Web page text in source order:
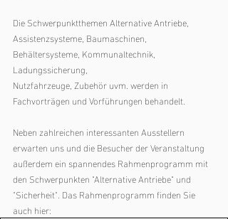
Die Schwerpunktthemen Alternative Antriebe,
Assistenzsysteme, Baumaschinen,
Behältersysteme, Kommunaltechnik,
Ladungssicherung,
Nutzfahrzeuge, Zubehör uvm. werden in
Fachvorträgen und Vorführungen behandelt.
Neben zahlreichen interessanten Ausstellern
erwarten uns und die Besucher der Veranstaltung
außerdem ein spannendes Rahmenprogramm mit
den Schwerpunkten "Alternative Antriebe" und
"Sicherheit". Das Rahmenprogramm finden Sie
auch hier: